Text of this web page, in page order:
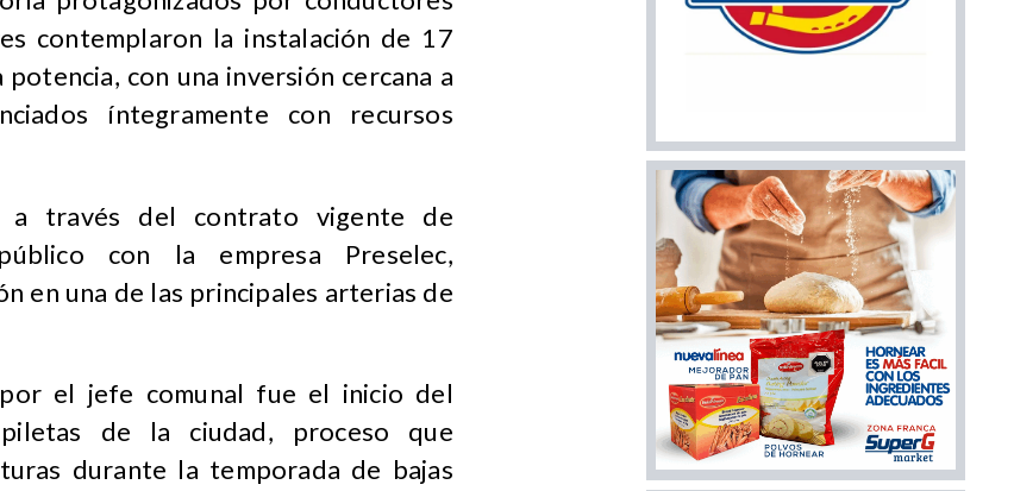
contemplaron la instalación de 17
con una inversión cercana a
íntegramente con recursos
a través del contrato vigente de
con la empresa Preselec,
en una de las principales arterias de
el jefe comunal fue el inicio del
de la ciudad, proceso que
durante la temporada de bajas